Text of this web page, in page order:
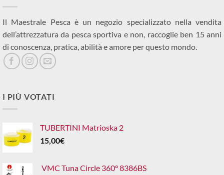
Il Maestrale Pesca è un negozio specializzato nella vendita
dell’attrezzatura da pesca sportiva e non, raccoglie ben 15 anni
di conoscenza, pratica, abilità e amore per questo mondo.
I PIÙ VOTATI
TUBERTINI Matrioska 2
15,00€
VMC Tuna Circle 360° 8386BS